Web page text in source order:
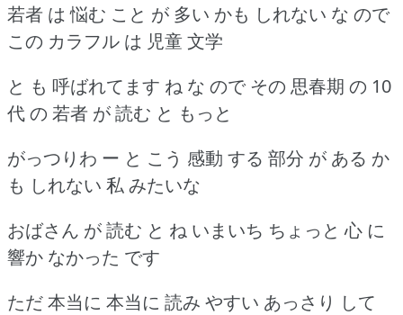
若者 は 悩む こと が 多い かも しれない な ので
この カラフル は 児童 文学
と も 呼ばれてます ね な ので その 思春期 の 10
代 の 若者 が 読む と もっと
がっつりわ ー と こう 感動 する 部分 が ある か
も しれない 私 みたいな
おばさん が 読む と ね いまいち ちょっと 心 に
響か なかった です
ただ 本当に 本当に 読み やすい あっさり して